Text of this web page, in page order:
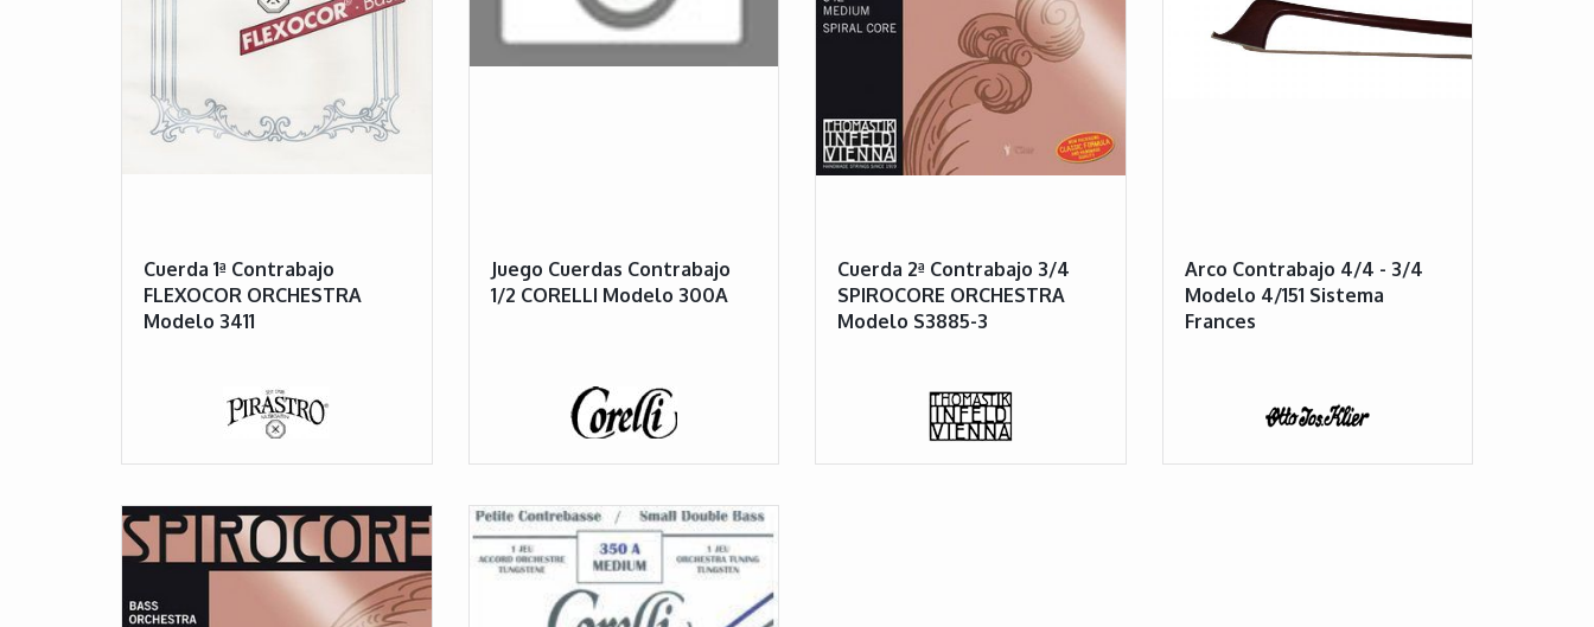
Cuerda 1ª Contrabajo
FLEXOCOR ORCHESTRA
Modelo 3411
Juego Cuerdas Contrabajo
1/2 CORELLI Modelo 300A
Cuerda 2ª Contrabajo 3/4
SPIROCORE ORCHESTRA
Modelo S3885-3
Arco Contrabajo 4/4 - 3/4
Modelo 4/151 Sistema
Frances